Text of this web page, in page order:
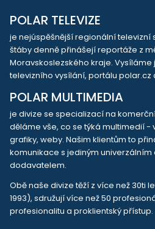
POLAR TELEVIZE
je nejúspěšnější regionální televizní
štáby denně přinášejí reportáže z
Moravskoslezského kraje.
televizního vysílání, portálu polar.cz
POLAR MULTIMEDIA
je divize se specializací na
děláme vše, co se týká multimedií -
grafiky, weby. Našim klientům to
komunikace s jediným univerzálním
dodavatelem.
Obě naše divize těží z více než 30ti
1993), sdružují více než 50
profesionalitu a proklientský přístup.